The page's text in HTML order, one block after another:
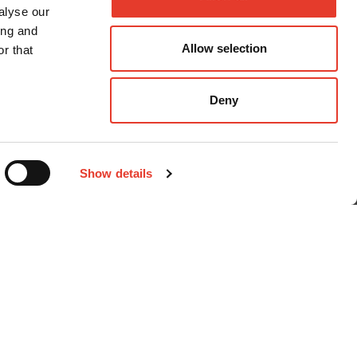
our
and
that
Show details
Allow selection
Deny